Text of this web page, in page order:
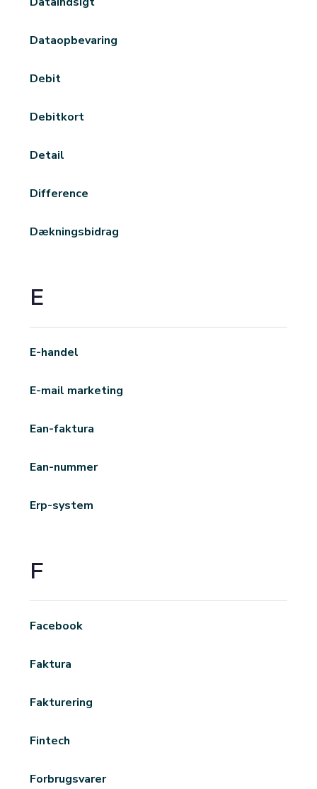
Dataopbevaring
Debit
Debitkort
Detail
Difference
Dækningsbidrag
E
E-handel
E-mail marketing
Ean-faktura
Ean-nummer
Erp-system
F
Facebook
Faktura
Fakturering
Fintech
Forbrugsvarer